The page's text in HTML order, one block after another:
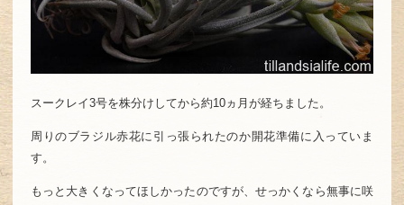
スークレイ3号を株分けしてから約10ヵ月が経ちました。
周りのブラジル赤花に引っ張られたのか開花準備に入っていま
す。
もっと大きくなってほしかったのですが、せっかくなら無事に咲